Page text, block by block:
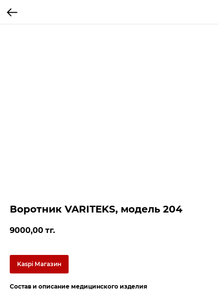
Воротник VARITEKS, модель 204
9000,00 тг.
Kaspi Магазин
Состав и описание медицинского изделия